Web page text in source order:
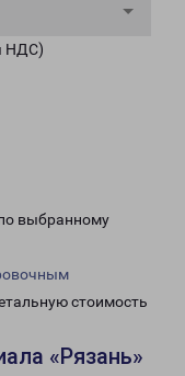
НДС)
выбранному
стоимость
«Рязань»